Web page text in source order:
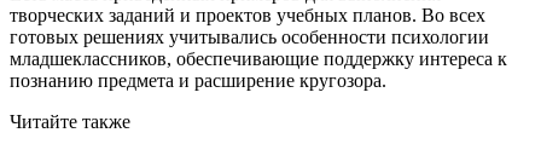
творческих заданий и проектов учебных планов. Во всех
готовых решениях учитывались особенности психологии
младшеклассников, обеспечивающие поддержку интереса к
познанию предмета и расширение кругозора.
Читайте также